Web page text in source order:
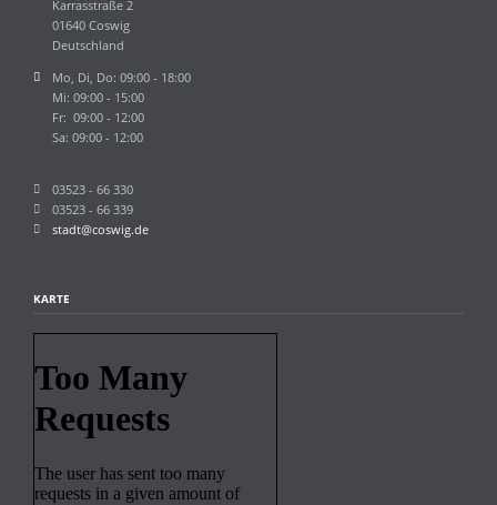
Karrasstraße 2
01640 Coswig
Deutschland
Mo, Di, Do: 09:00 - 18:00
Mi: 09:00 - 15:00
Fr: 09:00 - 12:00
Sa: 09:00 - 12:00
03523 - 66 330
03523 - 66 339
stadt@coswig.de
KARTE